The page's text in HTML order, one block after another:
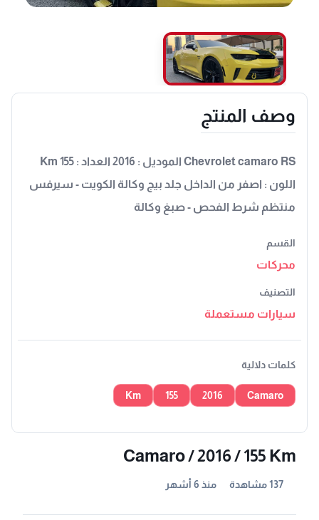
وصف المنتج
Chevrolet camaro RS الموديل : 2016 العداد : 155 Km
اللون : اصفر من الداخل جلد بيج وكالة الكويت - سيرفس
منتظم شرط الفحص - صبغ وكالة
القسم
محركات
التصنيف
سيارات مستعملة
كلمات دلالية
Camaro
2016
155
Km
Camaro / 2016 / 155 Km
137 مشاهدة منذ 6 أشهر